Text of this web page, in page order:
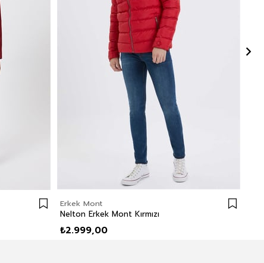
Erkek Mont
Nelton Erkek Mont Kırmızı
₺2.999,00